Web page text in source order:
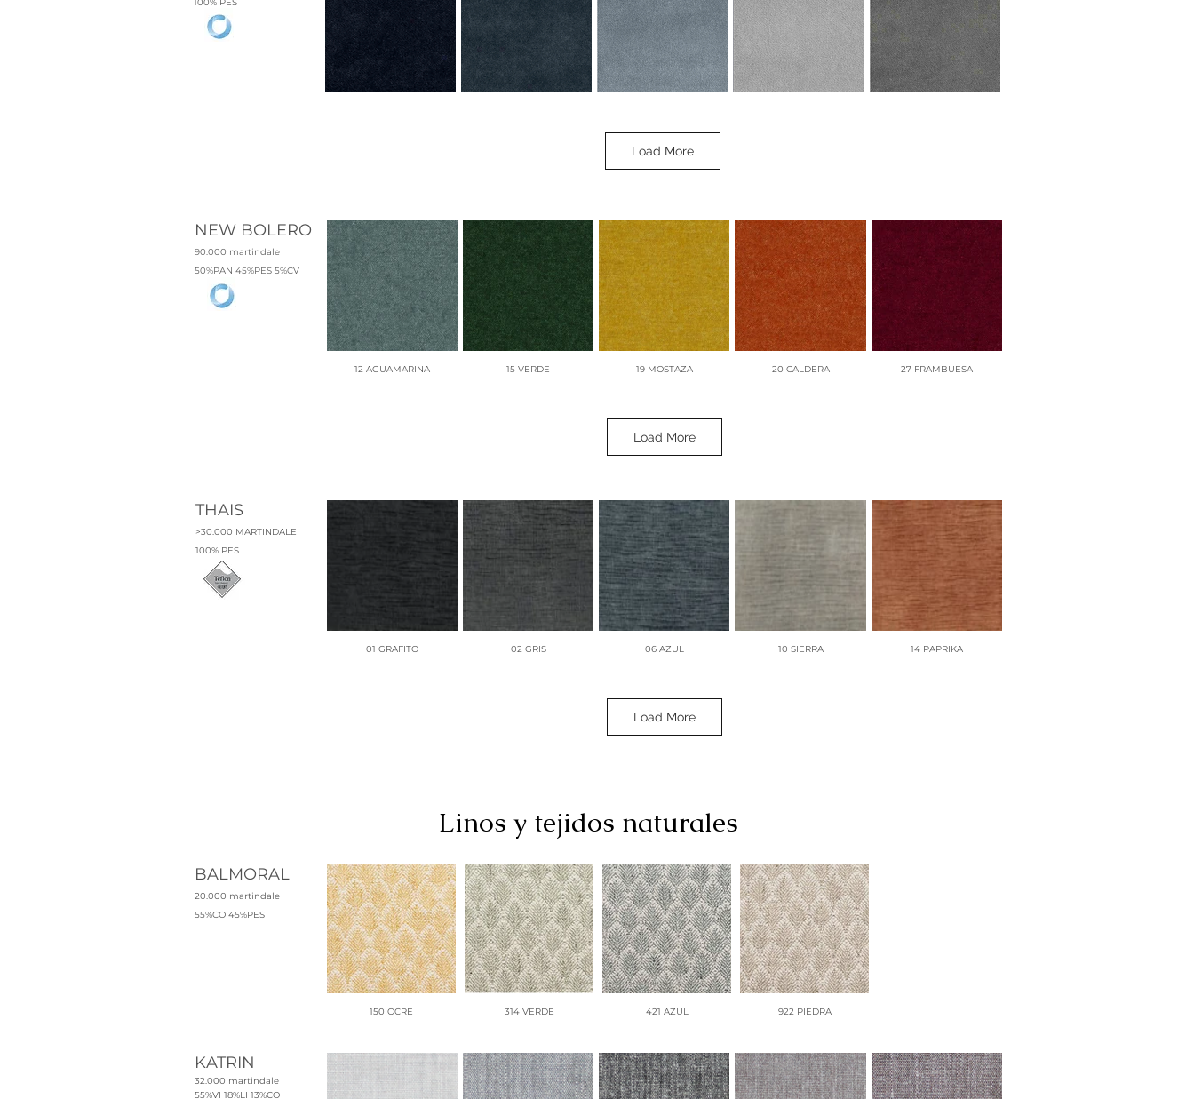
806 PIEDRA 904 HIELO
10 EARTH 11 GREIGE 16 SAND 23 PARMA 24 AQUA
28 COOPER 29 MUSTARD 30 OLIVE
Load More
NEW BOLERO
90.000 martindale
50%PAN 45%PES 5%CV
12 AGUAMARINA 15 VERDE 19 MOSTAZA 20 CALDERA 27 FRAMBUESA
29 ROSA PALO 30 LILA 39 NIEVE
Load More
THAIS
>30.000 MARTINDALE
100% PES
01 GRAFITO 02 GRIS 06 AZUL 10 SIERRA 14 PAPRIKA
Load More
Linos y tejidos naturales
BALMORAL
20.000 martindale
55%CO 45%PES
150 OCRE 314 VERDE 421 AZUL 922 PIEDRA
KATRIN
32.000 martindale
55%VI 18%LI 13%CO